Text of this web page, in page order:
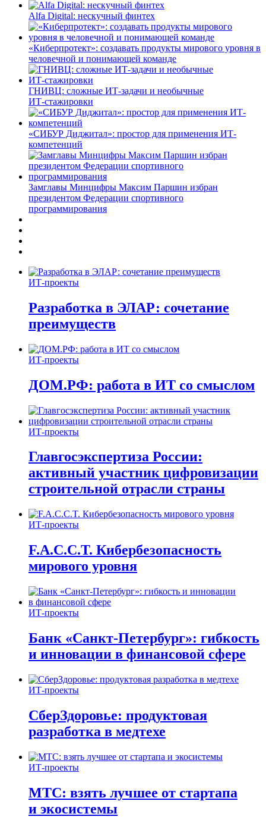
Alfa Digital: нескучный финтех
«Киберпротект»: создавать продукты мирового уровня в
человечной и понимающей команде
ГНИВЦ: сложные ИТ‑задачи и необычные
ИТ‑стажировки
«СИБУР Диджитал»: простор для применения ИТ-
компетенций
Замглавы Минцифры Максим Паршин избран
президентом Федерации спортивного
программирования
ИТ-проекты
Разработка в ЭЛАР: сочетание
преимуществ
ИТ-проекты
ДОМ.РФ: работа в ИТ со смыслом
ИТ-проекты
Главгосэкспертиза России:
активный участник цифровизации
строительной отрасли страны
ИТ-проекты
F.A.C.C.T. Кибербезопасность
мирового уровня
ИТ-проекты
Банк «Санкт-Петербург»: гибкость
и инновации в финансовой сфере
ИТ-проекты
СберЗдоровье: продуктовая
разработка в медтехе
ИТ-проекты
МТС: взять лучшее от стартапа
и экосистемы